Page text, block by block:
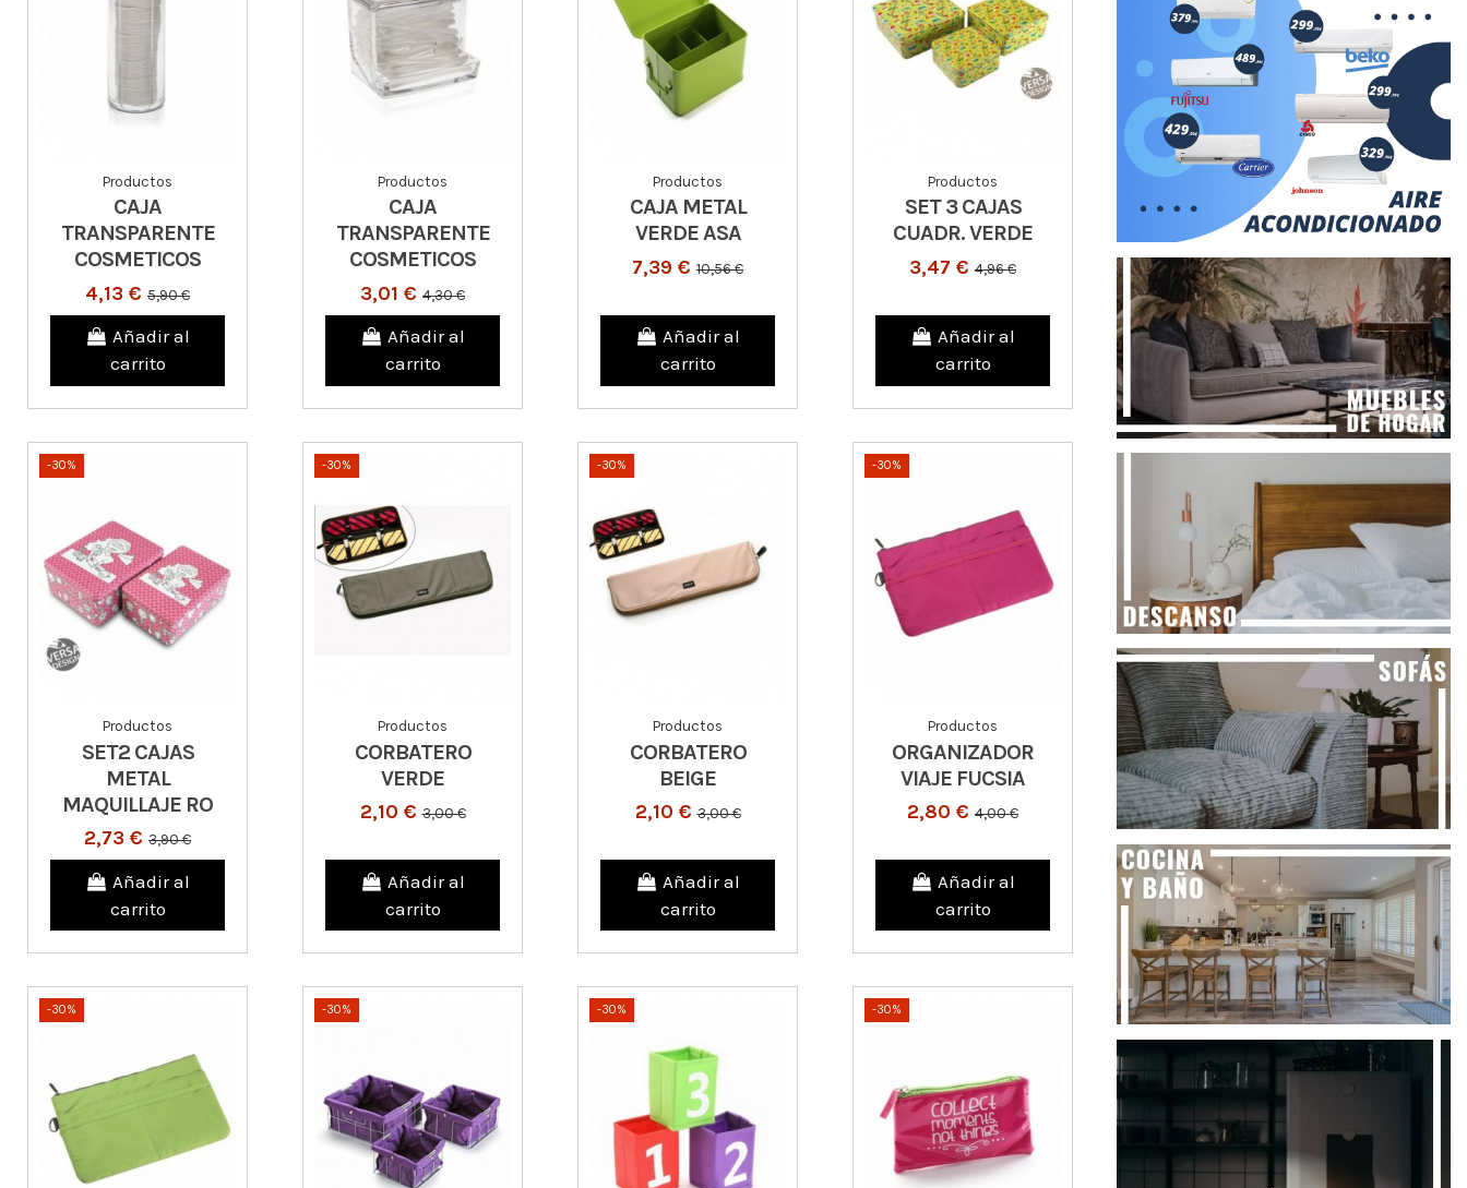
Productos
CAJA
TRANSPARENTE
COSMETICOS
4,13 € 5,90 €
Añadir al
carrito
Productos
CAJA
TRANSPARENTE
COSMETICOS
3,01 € 4,30 €
Añadir al
carrito
Productos
CAJA METAL
VERDE ASA
7,39 € 10,56 €
Añadir al
carrito
Productos
SET 3 CAJAS
CUADR. VERDE
3,47 € 4,96 €
Añadir al
carrito
-30%
Productos
SET2 CAJAS
METAL
MAQUILLAJE RO
2,73 € 3,90 €
Añadir al
carrito
-30%
Productos
CORBATERO
VERDE
2,10 €3,00 €
Añadir al
carrito
-30%
Productos
CORBATERO
BEIGE
2,10 €3,00 €
Añadir al
carrito
-30%
Productos
ORGANIZADOR
VIAJE FUCSIA
2,80 € 4,00 €
Añadir al
carrito
-30% -30% -30% -30%